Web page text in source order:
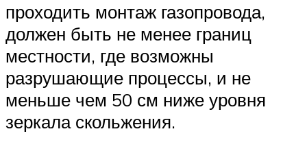
проходить монтаж газопровода,
должен быть не менее границ
местности, где возможны
разрушающие процессы, и не
меньше чем 50 см ниже уровня
зеркала скольжения.